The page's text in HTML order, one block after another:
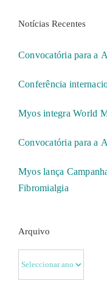
Notícias Recentes
Convocatória para a
Conferência
Myos integra World
Convocatória para a
Myos lança
Fibromialgia
Arquivo